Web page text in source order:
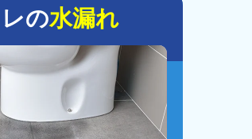
レの水漏れ